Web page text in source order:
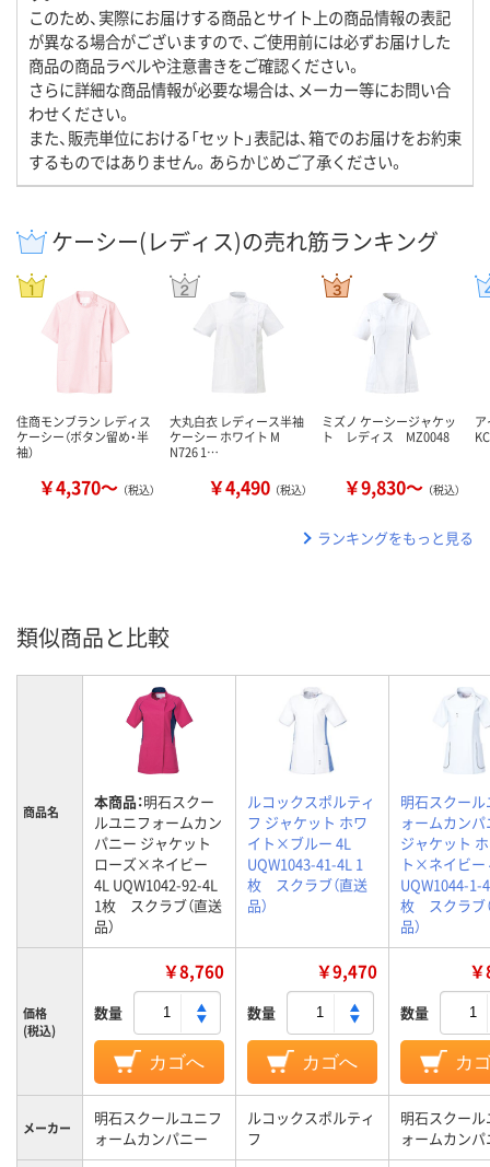
このため、実際にお届けする商品とサイト上の商品情報の表記
が異なる場合がございますので、ご使用前には必ずお届けした
商品の商品ラベルや注意書きをご確認ください。
さらに詳細な商品情報が必要な場合は、メーカー等にお問い合
わせください。
また、販売単位における「セット」表記は、箱でのお届けをお約束
するものではありません。あらかじめご了承ください。
ケーシー(レディス)の売れ筋ランキング
住商モンブラン レディス
ケーシー（ボタン留め・半
袖）
￥4,370～ （税込）
大丸白衣 レディース半袖
ケーシー ホワイト M
N726 1…
￥4,490 （税込）
ミズノ ケーシージャケッ
ト レディス MZ0048
￥9,830～ （税込）
ランキングをもっと見る
類似商品と比較
商品名 本商品：明石スクー
ルユニフォームカン
パニー ジャケット
ローズ×ネイビー
4L UQW1042-92-4L
1枚 スクラブ（直送
品）
ルコックスポルティ
フ ジャケット ホワ
イト×ブルー 4L
UQW1043-41-4L 1
枚 スクラブ（直送
品）
明石スクー
ォームカンパ
ジャケット
ト×ネイビー
UQW1044-1-
枚 スクラブ
品）
価格
(税込)
￥8,760
数量
カゴへ
￥9,470
数量
カゴへ
数量
カ
メーカー
明石スクールユニフ
ォームカンパニー
ルコックスポルティ
フ
明石スクー
ォームカンパ